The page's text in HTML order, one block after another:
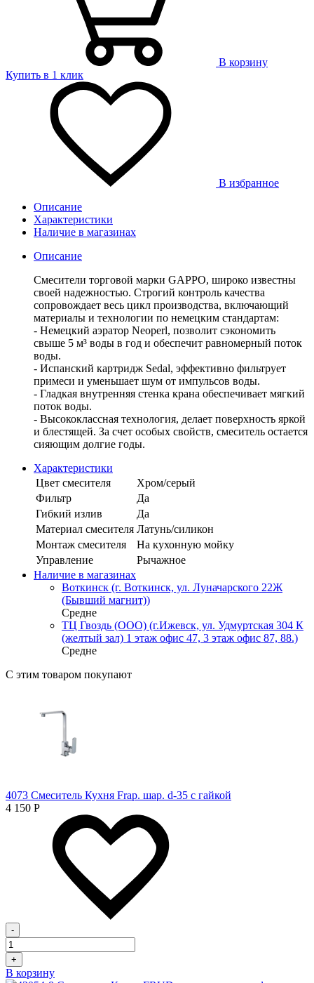
В корзину
Купить в 1 клик
В избранное
Описание
Характеристики
Наличие в магазинах
Описание
Смесители торговой марки GAPPO, широко известны
своей надежностью. Строгий контроль качества
сопровождает весь цикл производства, включающий
материалы и технологии по немецким стандартам:
- Немецкий аэратор Neoperl, позволит сэкономить
свыше 5 м³ воды в год и обеспечит равномерный поток
воды.
- Испанский картридж Sedal, эффективно фильтрует
примеси и уменьшает шум от импульсов воды.
- Гладкая внутренняя стенка крана обеспечивает мягкий
поток воды.
- Высококлассная технология, делает поверхность яркой
и блестящей. За счет особых свойств, смеситель остается
сияющим долгие годы.
Характеристики
Цвет смесителя
Хром/серый
Фильтр
Да
Гибкий излив
Да
Материал смесителя Латунь/силикон
Монтаж смесителя
На кухонную мойку
Управление
Рычажное
Наличие в магазинах
Воткинск (г. Воткинск, ул. Луначарского 22Ж
(Бывший магнит))
Средне
ТЦ Гвоздь (ООО) (г.Ижевск, ул. Удмуртская 304 К
(желтый зал) 1 этаж офис 47, 3 этаж офис 87, 88.)
Средне
С этим товаром покупают
4073 Смеситель Кухня Frap. шар. d-35 с гайкой
4 150 Р
-
+
В корзину